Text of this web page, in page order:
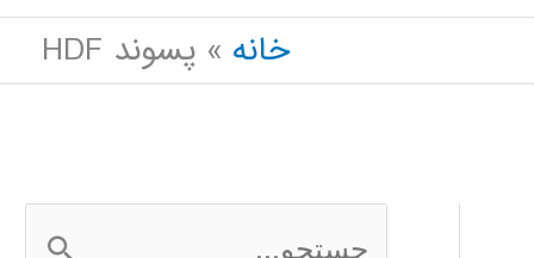
خانه
پسوند HDF